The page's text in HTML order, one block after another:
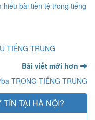
hiểu bài tiền tệ trong tiếng
TIẾNG TRUNG
Bài viết mới hơn
TRONG TIẾNG TRUNG
TẠI HÀ NỘI?